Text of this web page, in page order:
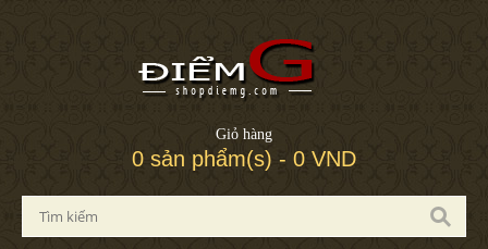
Giỏ hàng
0 sản phẩm(s) - 0 VND